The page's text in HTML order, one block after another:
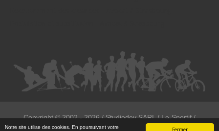
Fermer
Notre site utilise des cookies. En poursuivant votre
Copyright ©2002 - 2026/ Studiodev SARL / Le-Sportif /
Registration4all